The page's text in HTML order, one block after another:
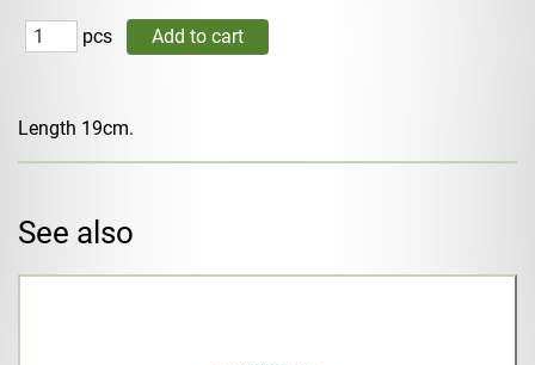
pcs
Length 19cm.
See also